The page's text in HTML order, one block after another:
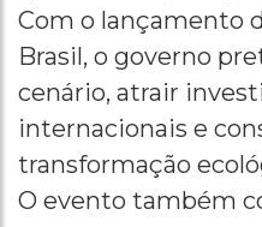
Com o lançamento
Brasil, o governo
cenário, atrair
internacionais e
transformação
O evento também